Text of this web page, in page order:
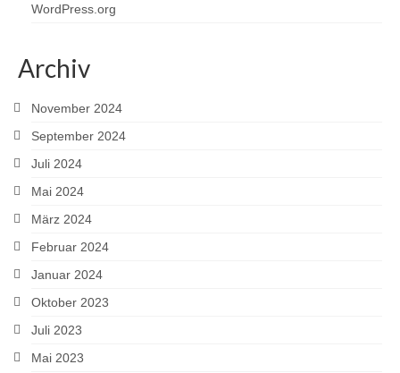
WordPress.org
Archiv
November 2024
September 2024
Juli 2024
Mai 2024
März 2024
Februar 2024
Januar 2024
Oktober 2023
Juli 2023
Mai 2023